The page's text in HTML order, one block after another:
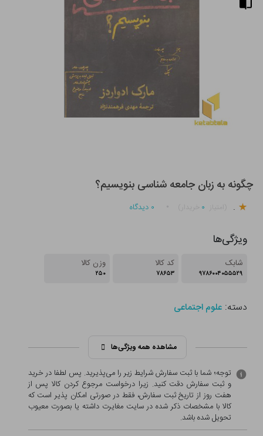
چگونه به زبان جامعه شناسی بنویسیم؟
. ۰ ۰ دیدگاه
ویژگی‌ها
شابک
۹۷۸۶۰۰۴۰۵۵۵۲۹
کد کالا
۷۸۶۵۳
وزن کالا
۲۵۰
دسته:علوم اجتماعی
مشاهده همه ویژگی‌ها
توجه؛ شما با ثبت سفارش شرایط زیر را می‌پذیرید. پس لطفا در خرید
و ثبت سفارش دقت کنید. زیرا درخواست مرجوع کردن کالا پس از
هفت روز از تاریخ ثبت سفارش، فقط در صورتی امکان پذیر است که
کالا با مشخصات ذکر شده در سایت مغایرت داشته یا بصورت معيوب
تحویل شده باشد.